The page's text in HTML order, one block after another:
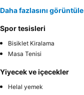
Daha fazlasını görüntüle
Spor tesisleri
Bisiklet Kiralama
Masa Tenisi
Yiyecek ve içecekler
Helal yemek